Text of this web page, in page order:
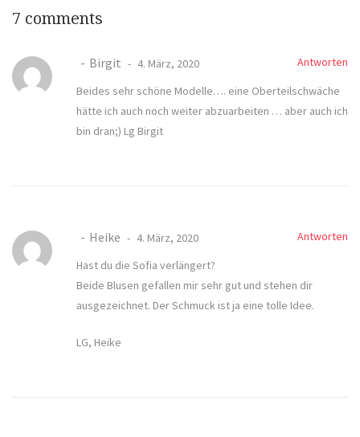
7 comments
Birgit 4. März, 2020
Antworten
Beides sehr schöne Modelle…. eine Oberteilschwäche
hätte ich auch noch weiter abzuarbeiten … aber auch ich
bin dran;) Lg Birgit
Heike 4. März, 2020
Antworten
Hast du die Sofia verlängert?
Beide Blusen gefallen mir sehr gut und stehen dir
ausgezeichnet. Der Schmuck ist ja eine tolle Idee.
LG, Heike